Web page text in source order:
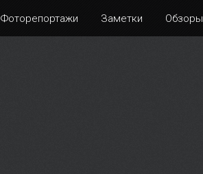
Фоторепортажи Заметки Обзоры